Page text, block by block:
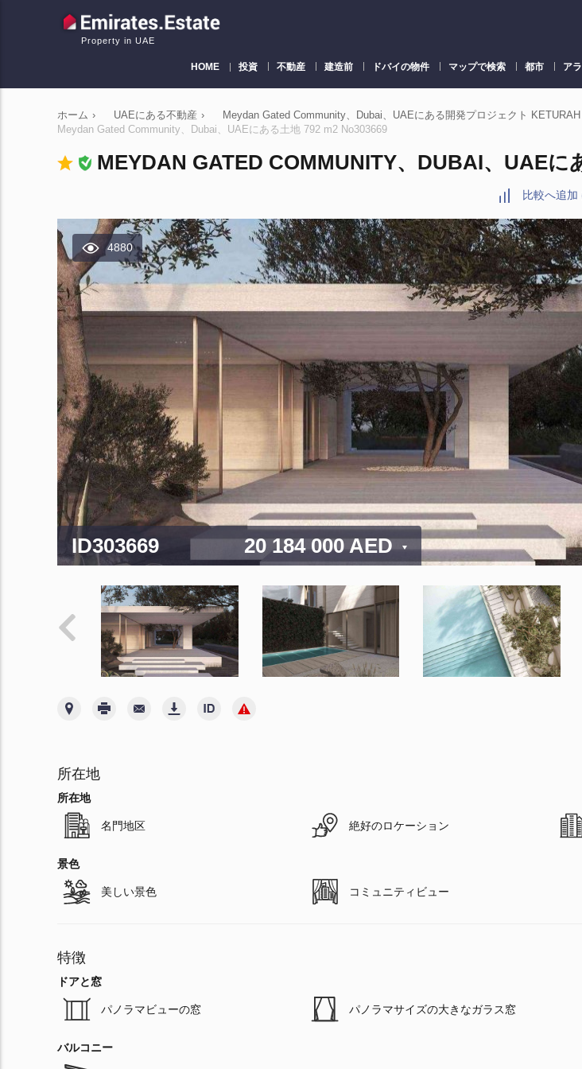
Property in UAE
HOME 投資 不動産 建造前 ドバイの物件 マップで検索 都市 ア
ホーム › UAEにある不動産 › Meydan Gated Community、Dubai、UAEにある開発プロジェクト
Meydan Gated Community、Dubai、UAEにある土地 792 m2 No303669
MEYDAN GATED COMMUNITY、DUBAI、UAEに
比較へ追加
4880
ID303669 20 184 000 AED
所在地
所在地
名門地区 絶好のロケーション
景色
美しい景色 コミュニティビュー
特徴
ドアと窓
パノラマビューの窓 パノラマサイズの大きなガラス窓
バルコニー